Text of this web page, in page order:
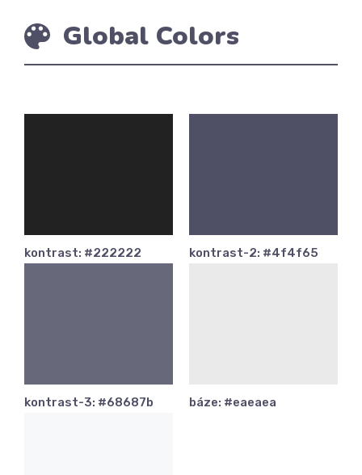
Global Colors
kontrast: #222222 kontrast-2: #4f4f65
kontrast-3: #68687b báze: #eaeaea